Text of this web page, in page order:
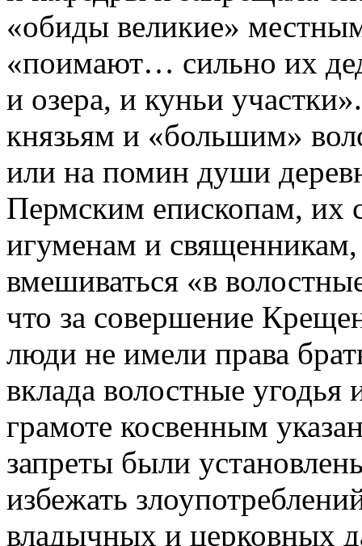
«обиды великие»
«поимают… сильно их
и озера, и куньи
князьям и «большим»
или на помин души
Пермским епископам, их
игуменам и
вмешиваться «в
что за совершение
люди не имели права
вклада волостные
грамоте косвенным
запреты были
избежать
владычных и церковных